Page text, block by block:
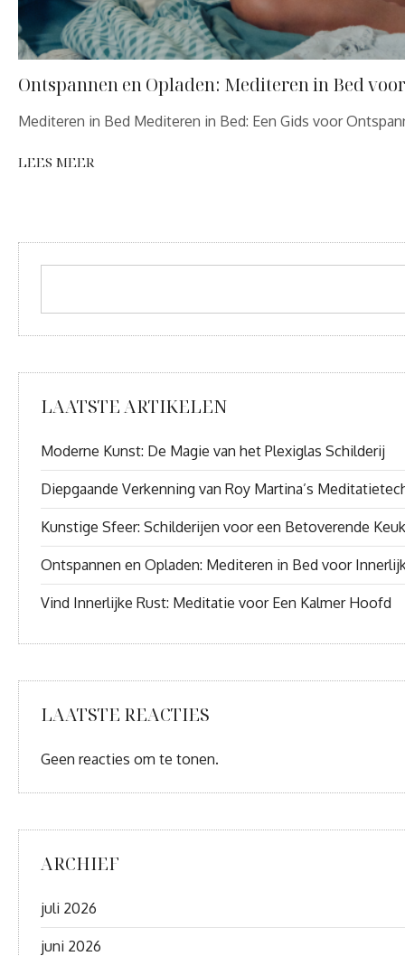
Ontspannen en Opladen: Mediteren in Bed
Mediteren in Bed Mediteren in Bed: Een Gids voor
LEES MEER
LAATSTE ARTIKELEN
Moderne Kunst: De Magie van het Plexiglas Schilderij
Diepgaande Verkenning van Roy Martina’s
Kunstige Sfeer: Schilderijen voor een Betoverende
Ontspannen en Opladen: Mediteren in Bed voor
Vind Innerlijke Rust: Meditatie voor Een Kalmer Hoofd
LAATSTE REACTIES
Geen reacties om te tonen.
ARCHIEF
juli 2026
juni 2026